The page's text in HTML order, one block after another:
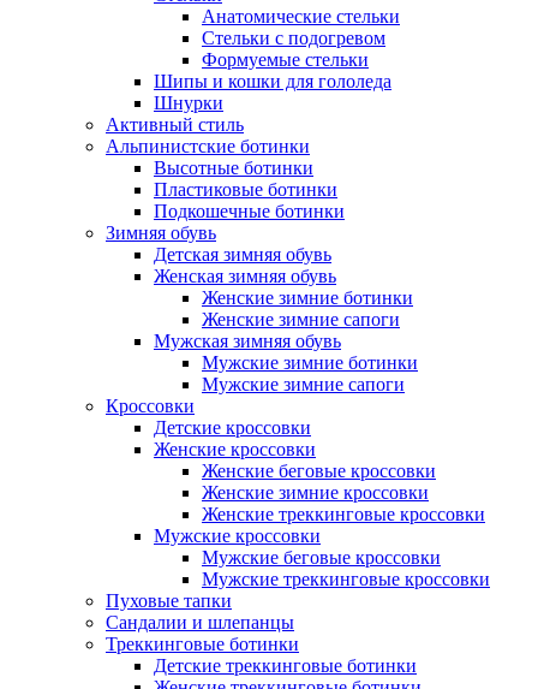
Анатомические стельки
Стельки с подогревом
Формуемые стельки
Шипы и кошки для гололеда
Шнурки
Активный стиль
Альпинистские ботинки
Высотные ботинки
Пластиковые ботинки
Подкошечные ботинки
Зимняя обувь
Детская зимняя обувь
Женская зимняя обувь
Женские зимние ботинки
Женские зимние сапоги
Мужская зимняя обувь
Мужские зимние ботинки
Мужские зимние сапоги
Кроссовки
Детские кроссовки
Женские кроссовки
Женские беговые кроссовки
Женские зимние кроссовки
Женские треккинговые кроссовки
Мужские кроссовки
Мужские беговые кроссовки
Мужские треккинговые кроссовки
Пуховые тапки
Сандалии и шлепанцы
Треккинговые ботинки
Детские треккинговые ботинки